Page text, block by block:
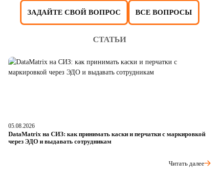
ЗАДАЙТЕ СВОЙ ВОПРОС ВСЕ ВОПРОСЫ
СТАТЬИ
05.08.2026
DataMatrix на СИЗ: как принимать каски и перчатки с маркировкой
через ЭДО и выдавать сотрудникам
Читать далее